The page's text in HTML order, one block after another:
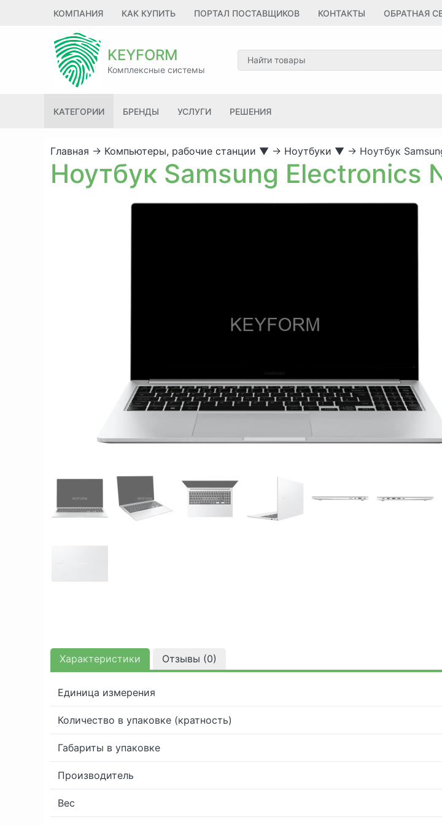
КОМПАНИЯ КАК КУПИТЬ ПОРТАЛ ПОСТАВЩИКОВ КОНТАКТЫ ОБРАТНАЯ
KEYFORM
Комплексные системы
КАТЕГОРИИ БРЕНДЫ УСЛУГИ РЕШЕНИЯ
Главная → Компьютеры, рабочие станции ▼ → Ноутбуки ▼ → Ноутбук
Ноутбук Samsung Electronics
Характеристики Отзывы (0)
Единица измерения
Количество в упаковке (кратность)
Габариты в упаковке
Производитель
Вес